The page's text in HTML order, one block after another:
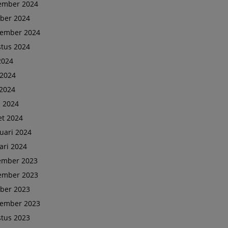
2024
2024
2024
2024
2024
2024
2024
2023
2023
2023
2023
2023